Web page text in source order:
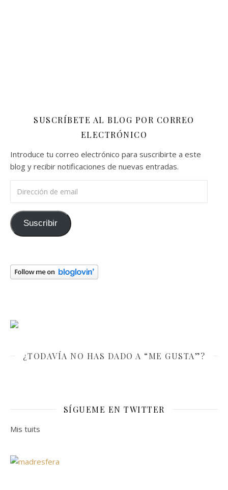
SUSCRÍBETE AL BLOG POR CORREO
ELECTRÓNICO
Introduce tu correo electrónico para suscribirte a este
blog y recibir notificaciones de nuevas entradas.
Suscribir
¿TODAVÍA NO HAS DADO A “ME GUSTA”?
SÍGUEME EN TWITTER
Mis tuits